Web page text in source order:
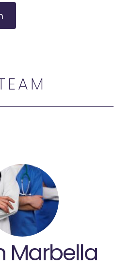
Marbella